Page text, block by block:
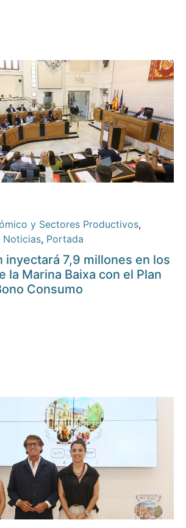
y Sectores Productivos,
Noticias, Portada
inyectará 7,9 millones en los
la Marina Baixa con el Plan
Consumo